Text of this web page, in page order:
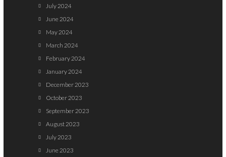
July 2024
June 2024
May 2024
March 2024
February 2024
January 2024
December 2023
October 2023
September 2023
August 2023
July 2023
June 2023